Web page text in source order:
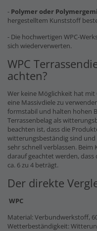
- Polymer oder
hergestelltem Kunststoff
- Die hochwertigen WPC-
sich wiederverwerten.
WPC
achten?
Wer keine Möglichkeit hat mit
eine Massivdiele zu
formstabil und halten hohen
Terrassenbelag als
beachten ist, dass die
witterungsbeständig sind
sehr schnell verblassen. Beim
darauf geachtet werden,
ca. 6 zu 4 beträgt.
Der direkte
WPC
Material: Verbundwerkstoff,
Wetterbeständigkeit: